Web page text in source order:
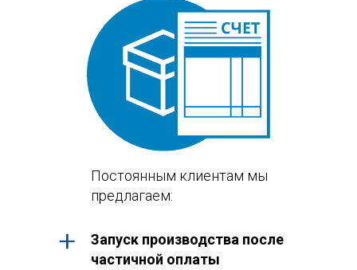
Постоянным клиентам мы
предлагаем:
Запуск производства после
частичной оплаты